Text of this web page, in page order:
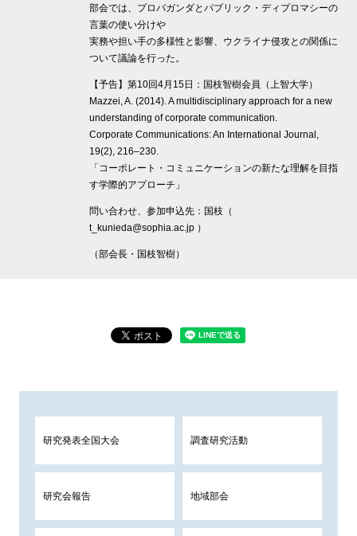
部会では、プロパガンダとパブリック・ディプロマシーの
言葉の使い分けや
実務や担い手の多様性と影響、ウクライナ侵攻との関係に
ついて議論を行った。
【予告】第10回4月15日：国枝智樹会員（上智大学）
Mazzei, A. (2014). A multidisciplinary approach for a new
understanding of corporate communication.
Corporate Communications: An International Journal,
19(2), 216–230.
「コーポレート・コミュニケーションの新たな理解を目指
す学際的アプローチ」
問い合わせ、参加申込先：国枝（
t_kunieda@sophia.ac.jp ）
（部会長・国枝智樹）
研究発表全国大会 調査研究活動
研究会報告 地域部会